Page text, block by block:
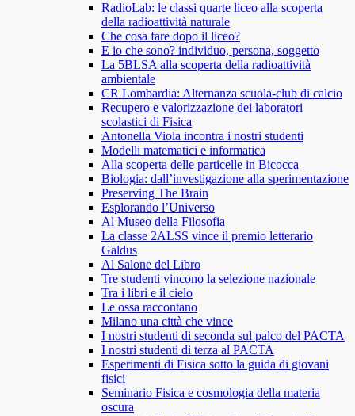
RadioLab: le classi quarte liceo alla scoperta
della radioattività naturale
Che cosa fare dopo il liceo?
E io che sono? individuo, persona, soggetto
La 5BLSA alla scoperta della radioattività
ambientale
CR Lombardia: Alternanza scuola-club di calcio
Recupero e valorizzazione dei laboratori
scolastici di Fisica
Antonella Viola incontra i nostri studenti
Modelli matematici e informatica
Alla scoperta delle particelle in Bicocca
Biologia: dall’investigazione alla sperimentazione
Preserving The Brain
Esplorando l’Universo
Al Museo della Filosofia
La classe 2ALSS vince il premio letterario
Galdus
Al Salone del Libro
Tre studenti vincono la selezione nazionale
Tra i libri e il cielo
Le ossa raccontano
Milano una città che vince
I nostri studenti di seconda sul palco del PACTA
I nostri studenti di terza al PACTA
Esperimenti di Fisica sotto la guida di giovani
fisici
Seminario Fisica e cosmologia della materia
oscura